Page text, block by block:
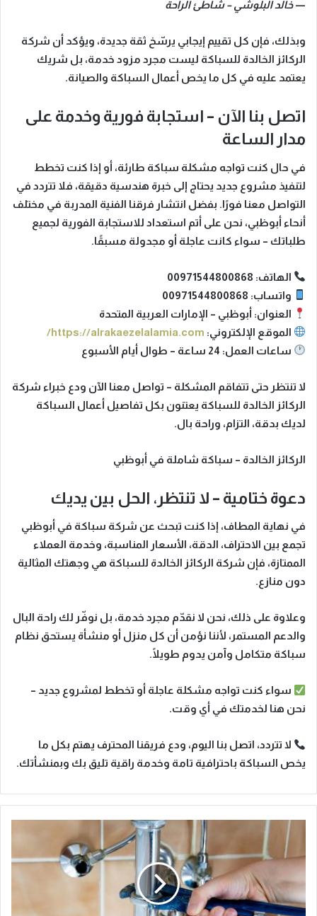
—خالد البلوشي – شاطئ الراحة
وبذلك، فإن كل تقييم إيجابي يرسّخ ثقة جديدة، ويؤكد أن شركة
الركائز الخالدة للسباكة ليست مجرد مزود خدمة، بل شريك
يعتمد عليه في كل ما يخص أعمال السباكة والصيانة.
اتصل بنا الآن – استجابة فورية وخدمة على
مدار الساعة
في حال كنت تواجه مشكلة سباكة طارئة، أو إذا كنت تخطط
لتنفيذ مشروع جديد يحتاج إلى خبرة هندسية دقيقة، فلا تتردد في
التواصل معنا فورًا. بفضل انتشار فرقنا الفنية المدربة في مختلف
أنحاء أبوظبي، نحن على أتم استعداد للاستجابة الفورية لجميع
طلباتك – سواء كانت عاجلة أو مجدولة مسبقًا.
الهاتف:
واتساب:
العنوان: أبوظبي – الإمارات العربية المتحدة
الموقع الإلكتروني: https://alrakaezelalamia.com/
ساعات العمل:
لا تنتظر حتى تتفاقم المشكلة – تواصل معنا الآن ودع خبراء شركة
الركائز الخالدة للسباكة يعتنون بكل تفاصيل أعمال السباكة
لديك بدقة، التزام، وراحة بال.
الركائز الخالدة – سباكة شاملة في أبوظبي
دعوة ختامية – لا تنتظر، الحل بين يديك
في نهاية المطاف، إذا كنت تبحث عن شركة سباكة في أبوظبي
تجمع بين الاحتراف، الدقة، الأسعار المناسبة، وخدمة العملاء
الممتازة، فإن شركة الركائز الخالدة للسباكة هي وجهتك المثالية
دون منازع.
وعلاوة على ذلك، نحن لا نقدّم مجرد خدمة، بل نوفّر لك راحة البال
والدعم المستمر ، لأننا نؤمن أن كل منزل أو منشأة يستحق نظام
سباكة متكامل وآمن يدوم طويلًا.
سواء كنت تواجه مشكلة عاجلة أو تخطط لمشروع جديد –
نحن هنا لخدمتك في أي وقت.
لا تتردد، اتصل بنا اليوم، ودع فريقنا المحترف يهتم بكل ما
يخص السباكة باحترافية تامة وخدمة راقية تليق بك وبمنشأتك.